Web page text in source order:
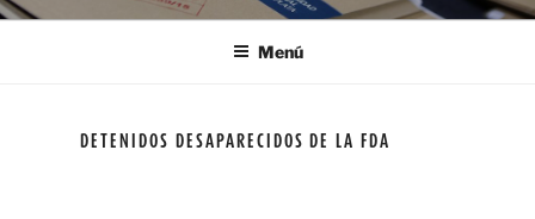
Menú
DETENIDOS DESAPARECIDOS DE LA FDA